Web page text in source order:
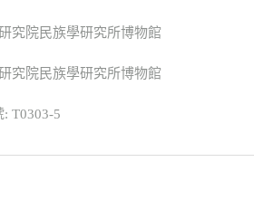
究院民族學研究所博物館
究院民族學研究所博物館
T0303-5